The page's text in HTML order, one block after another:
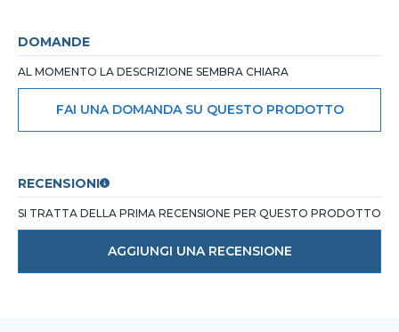
DOMANDE
AL MOMENTO LA DESCRIZIONE SEMBRA CHIARA
FAI UNA DOMANDA SU QUESTO PRODOTTO
RECENSIONI
SI TRATTA DELLA PRIMA RECENSIONE PER QUESTO PRODOTTO
AGGIUNGI UNA RECENSIONE